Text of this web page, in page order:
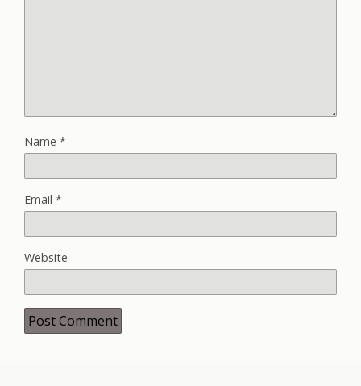
Name *
Email *
Website